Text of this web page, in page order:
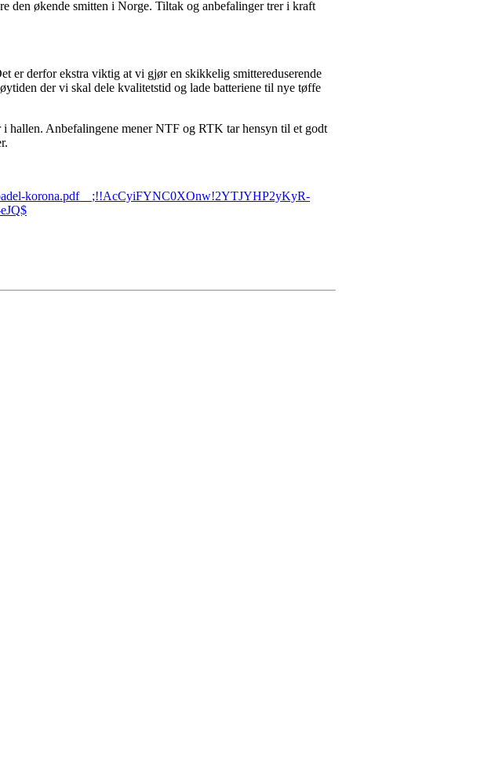
den økende smitten i Norge. Tiltak og anbefalinger trer i kraft
er derfor ekstra viktig at vi gjør en skikkelig smittereduserende
der vi skal dele kvalitetstid og lade batteriene til nye tøffe
hallen. Anbefalingene mener NTF og RTK tar hensyn til et godt
korona.pdf__;!!AcCyiFYNC0XOnw!2YTJYHP2yKyR-